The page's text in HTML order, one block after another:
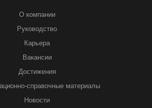
О компании
Руководство
Карьера
Вакансии
Достижения
справочные материалы
Новости